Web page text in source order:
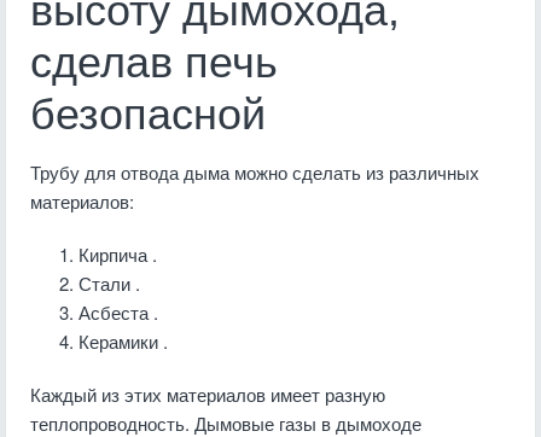
высоту дымохода,
сделав печь
безопасной
Трубу для отвода дыма можно сделать из различных
материалов:
Кирпича .
Стали .
Асбеста .
Керамики .
Каждый из этих материалов имеет разную
теплопроводность. Дымовые газы в дымоходе